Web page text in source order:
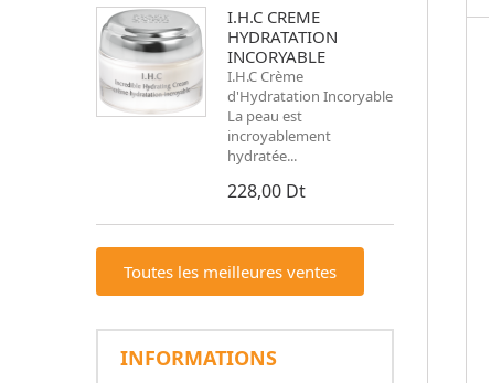
I.H.C CREME
HYDRATATION
INCORYABLE
I.H.C Crème
d'Hydratation Incoryable
La peau est
incroyablement
hydratée...
228,00 Dt
Toutes les meilleures ventes
INFORMATIONS